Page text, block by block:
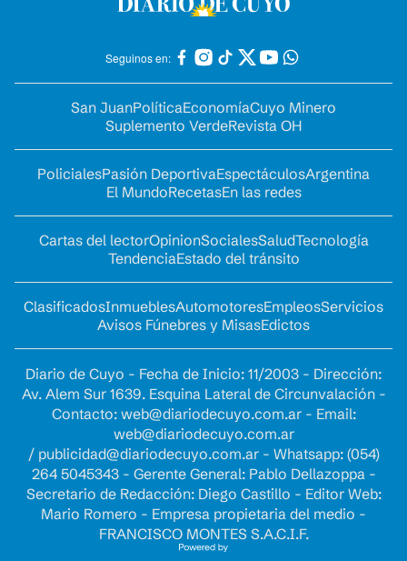
Seguinos en:
San JuanPolíticaEconomíaCuyo Minero
Suplemento VerdeRevista OH
PolicialesPasión DeportivaEspectáculosArgentina
El MundoRecetasEn las redes
Cartas del lectorOpinionSocialesSaludTecnología
TendenciaEstado del tránsito
ClasificadosInmueblesAutomotoresEmpleosServicios
Avisos Fúnebres y MisasEdictos
Diario de Cuyo - Fecha de Inicio: 11/2003 - Dirección:
Av. Alem Sur 1639. Esquina Lateral de Circunvalación -
Contacto: web@diariodecuyo.com.ar- Email:
web@diariodecuyo.com.ar
/ publicidad@diariodecuyo.com.ar- Whatsapp: (054)
264 5045343 - Gerente General: Pablo Dellazoppa -
Secretario de Redacción: Diego Castillo - Editor Web:
Mario Romero - Empresa propietaria del medio -
FRANCISCO MONTES S.A.C.I.F.